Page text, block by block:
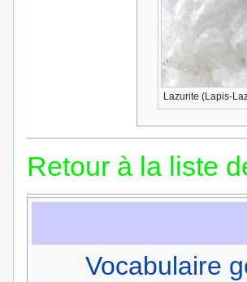
Lazurite (Lapis-
Retour à la liste
Vocabulaire